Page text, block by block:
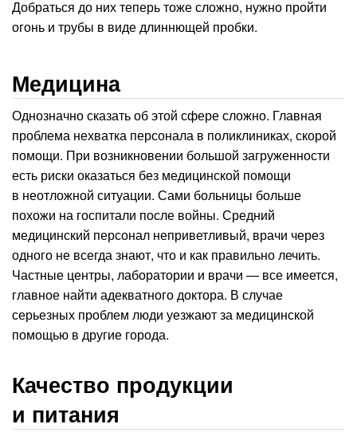
Добраться до них теперь тоже сложно, нужно пройти
огонь и трубы в виде длиннющей пробки.
Медицина
Однозначно сказать об этой сфере сложно. Главная
проблема нехватка персонала в поликлиниках, скорой
помощи. При возникновении большой загруженности
есть риски оказаться без медицинской помощи
в неотложной ситуации. Сами больницы больше
похожи на госпитали после войны. Средний
медицинский персонал неприветливый, врачи через
одного не всегда знают, что и как правильно лечить.
Частные центры, лаборатории и врачи — все имеется,
главное найти адекватного доктора. В случае
серьезных проблем люди уезжают за медицинской
помощью в другие города.
Качество продукции
и питания